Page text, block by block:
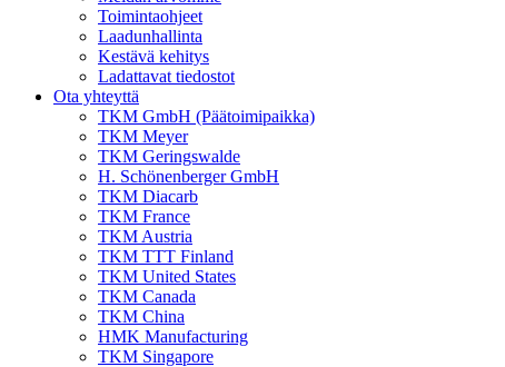
Toimintaohjeet
Laadunhallinta
Kestävä kehitys
Ladattavat tiedostot
Ota yhteyttä
TKM GmbH (Päätoimipaikka)
TKM Meyer
TKM Geringswalde
H. Schönenberger GmbH
TKM Diacarb
TKM France
TKM Austria
TKM TTT Finland
TKM United States
TKM Canada
TKM China
HMK Manufacturing
TKM Singapore